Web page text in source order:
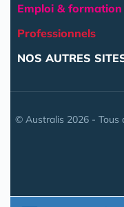
Emploi & formation
Professionnels
NOS AUTRES
© Australis 2026 - Tous